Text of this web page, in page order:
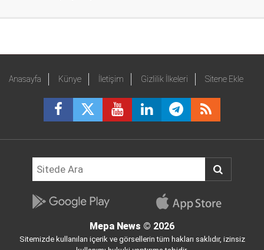
Anasayfa Künye İletişim Gizlilik İlkeleri Sitene Ekle
Mepa News © 2026
Sitemizde kullanılan içerik ve görsellerin tüm hakları saklıdır, izinsiz